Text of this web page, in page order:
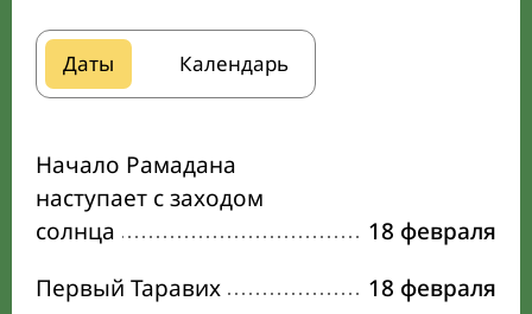
Даты Календарь
Начало Рамадана
наступает с заходом
солнца
18 февраля
Первый Таравих
18 февраля